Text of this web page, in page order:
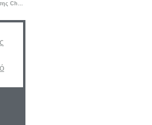
Χειροποίητες Μπομπονιέρες Βάπτισης Cherry – Μεταλλική Εικονίτσα Παναγίας με Γυάλινη Βάση